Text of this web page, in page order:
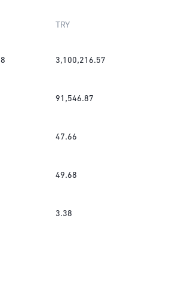
TRY
3,100,216.57
91,546.87
47.66
49.68
3.38